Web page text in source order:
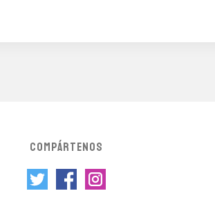
COMPÁRTENOS